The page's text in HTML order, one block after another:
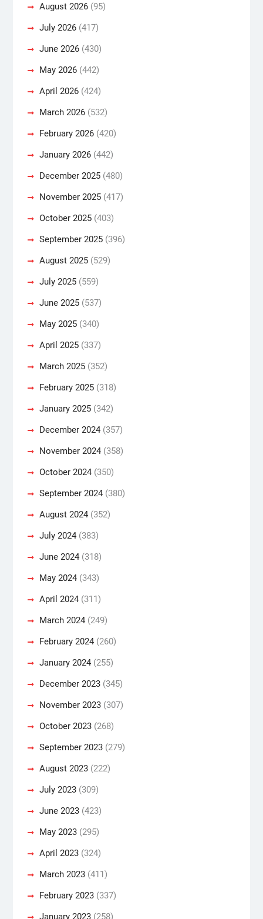
August 2026(95)
July 2026(417)
June 2026(430)
May 2026(442)
April 2026(424)
March 2026(532)
February 2026(420)
January 2026(442)
December 2025(480)
November 2025(417)
October 2025(403)
September 2025(396)
August 2025(529)
July 2025(559)
June 2025(537)
May 2025(340)
April 2025(337)
March 2025(352)
February 2025(318)
January 2025(342)
December 2024(357)
November 2024(358)
October 2024(350)
September 2024(380)
August 2024(352)
July 2024(383)
June 2024(318)
May 2024(343)
April 2024(311)
March 2024(249)
February 2024(260)
January 2024(255)
December 2023(345)
November 2023(307)
October 2023(268)
September 2023(279)
August 2023(222)
July 2023(309)
June 2023(423)
May 2023(295)
April 2023(324)
March 2023(411)
February 2023(337)
January 2023(258)